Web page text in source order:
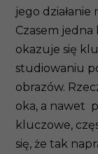
jego
Czasem
okazuje się
studiowaniu
obrazów.
oka, a nawet
kluczowe,
się, że tak